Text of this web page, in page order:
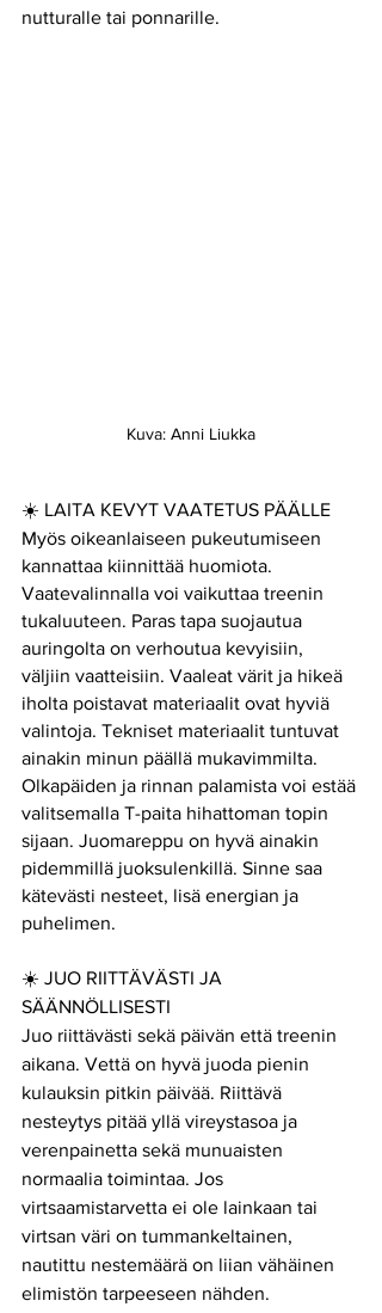
nutturalle tai ponnarille.
Kuva: Anni Liukka
☀️ LAITA KEVYT VAATETUS PÄÄLLE
Myös oikeanlaiseen pukeutumiseen
kannattaa kiinnittää huomiota.
Vaatevalinnalla voi vaikuttaa treenin
tukaluuteen. Paras tapa suojautua
auringolta on verhoutua kevyisiin,
väljiin vaatteisiin. Vaaleat värit ja hikeä
iholta poistavat materiaalit ovat hyviä
valintoja. Tekniset materiaalit tuntuvat
ainakin minun päällä mukavimmilta.
Olkapäiden ja rinnan palamista voi estää
valitsemalla T-paita hihattoman topin
sijaan. Juomareppu on hyvä ainakin
pidemmillä juoksulenkillä. Sinne saa
kätevästi nesteet, lisä energian ja
puhelimen.
☀️ JUO RIITTÄVÄSTI JA
SÄÄNNÖLLISESTI
Juo riittävästi sekä päivän että treenin
aikana. Vettä on hyvä juoda pienin
kulauksin pitkin päivää. Riittävä
nesteytys pitää yllä vireystasoa ja
verenpainetta sekä munuaisten
normaalia toimintaa. Jos
virtsaamistarvetta ei ole lainkaan tai
virtsan väri on tummankeltainen,
nautittu nestemäärä on liian vähäinen
elimistön tarpeeseen nähden.